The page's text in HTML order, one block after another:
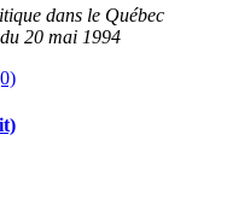
dans le Québec
20 mai 1994